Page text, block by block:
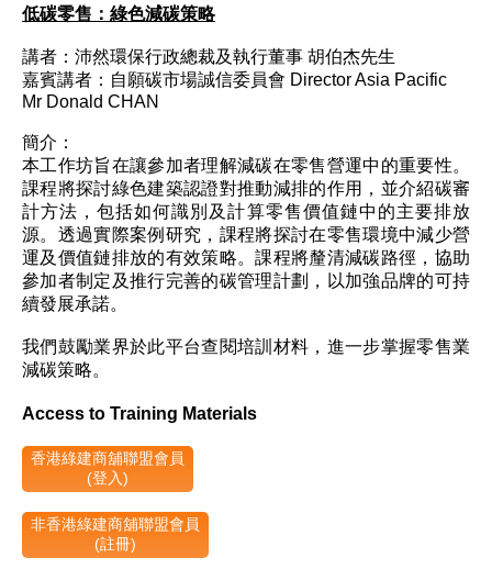
低碳零售：綠色減碳策略
講者：沛然環保行政總裁及執行董事 胡伯杰先生
嘉賓講者：自願碳市場誠信委員會 Director Asia Pacific
Mr Donald CHAN
簡介：
本工作坊旨在讓參加者理解減碳在零售營運中的重要性。
課程將探討綠色建築認證對推動減排的作用，並介紹碳審
計方法，包括如何識別及計算零售價值鏈中的主要排放
源。透過實際案例研究，課程將探討在零售環境中減少營
運及價值鏈排放的有效策略。課程將釐清減碳路徑，協助
參加者制定及推行完善的碳管理計劃，以加強品牌的可持
續發展承諾。
我們鼓勵業界於此平台查閱培訓材料，進一步掌握零售業
減碳策略。
Access to Training Materials
香港綠建商舖聯盟會員
(登入)
非香港綠建商舖聯盟會員
(註冊)